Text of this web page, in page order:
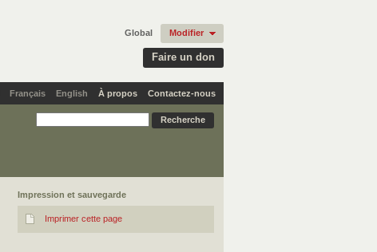
Faire un don
Global Modifier
Français English À propos Contactez-nous
Impression et sauvegarde
Imprimer cette page